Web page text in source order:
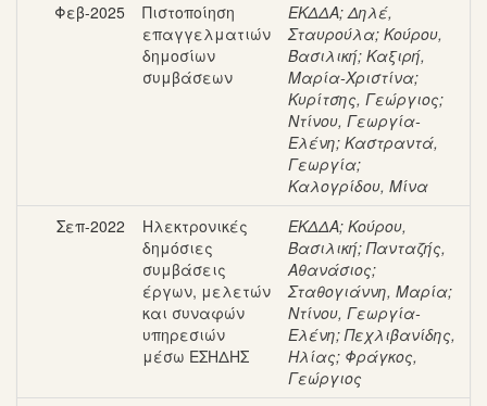
Φεβ-2025
Πιστοποίηση
επαγγελματιών
δημοσίων
συμβάσεων
ΕΚΔΔΑ;Δηλέ,
Σταυρούλα; Κούρου,
Βασιλική; Καξιρή,
Μαρία-Χριστίνα;
Κυρίτσης, Γεώργιος;
Ντίνου, Γεωργία-
Ελένη; Καστραντά,
Γεωργία;
Καλογρίδου, Μίνα
Σεπ-2022
Ηλεκτρονικές
δημόσιες
συμβάσεις
έργων, μελετών
και συναφών
υπηρεσιών
μέσω ΕΣΗΔΗΣ
ΕΚΔΔΑ; Κούρου,
Βασιλική;Πανταζής,
Αθανάσιος;
Σταθογιάννη, Μαρία;
Ντίνου, Γεωργία-
Ελένη;Πεχλιβανίδης,
Ηλίας; Φράγκος,
Γεώργιος